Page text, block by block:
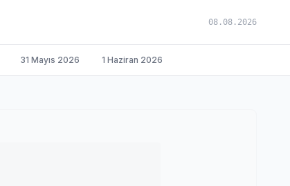
08.08.2026
31 Mayıs 2026 1 Haziran 2026